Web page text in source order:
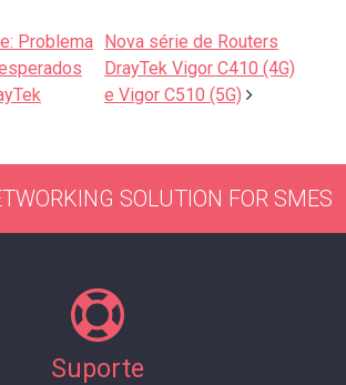
de artigos
Problema Nova série de Routers
DrayTek Vigor C410 (4G)
e Vigor C510 (5G)
SOLUTION FOR SMES
Suporte